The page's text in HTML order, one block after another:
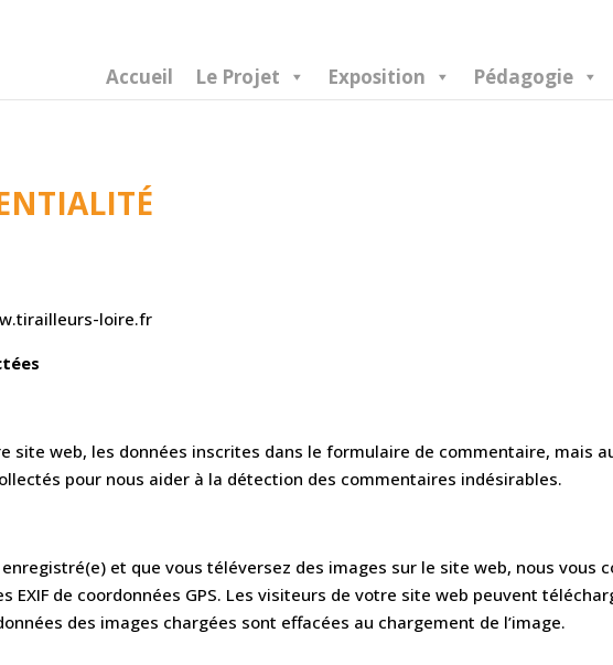
Accueil Le Projet Exposition Pédagogie
loire.fr
site web, les données inscrites dans le formulaire de commentaire, mais
pour nous aider à la détection des commentaires indésirables.
et que vous téléversez des images sur le site web, nous vous
EXIF de coordonnées GPS. Les visiteurs de votre site web peuvent
des images chargées sont effacées au chargement de l’image.